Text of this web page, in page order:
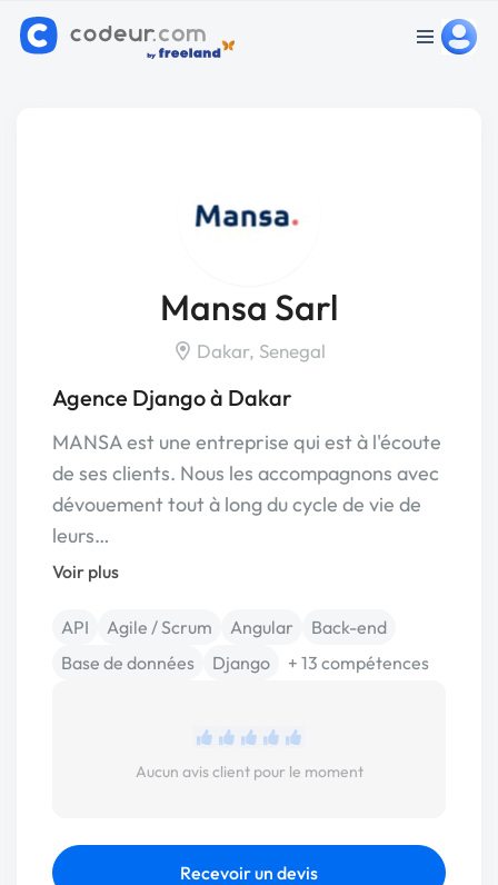
Mansa Sarl
Dakar, Senegal
Agence Django à Dakar
MANSA est une entreprise qui est à l'écoute
de ses clients. Nous les accompagnons avec
dévouement tout à long du cycle de vie de
leurs…
Voir plus
API Agile / Scrum Angular
Back-end
Base de données
Django + 13 compétences
Aucun avis client pour le moment
Recevoir un devis